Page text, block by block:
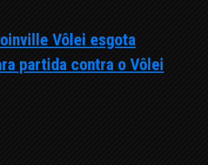
Vôlei esgota
partida contra o Vôlei